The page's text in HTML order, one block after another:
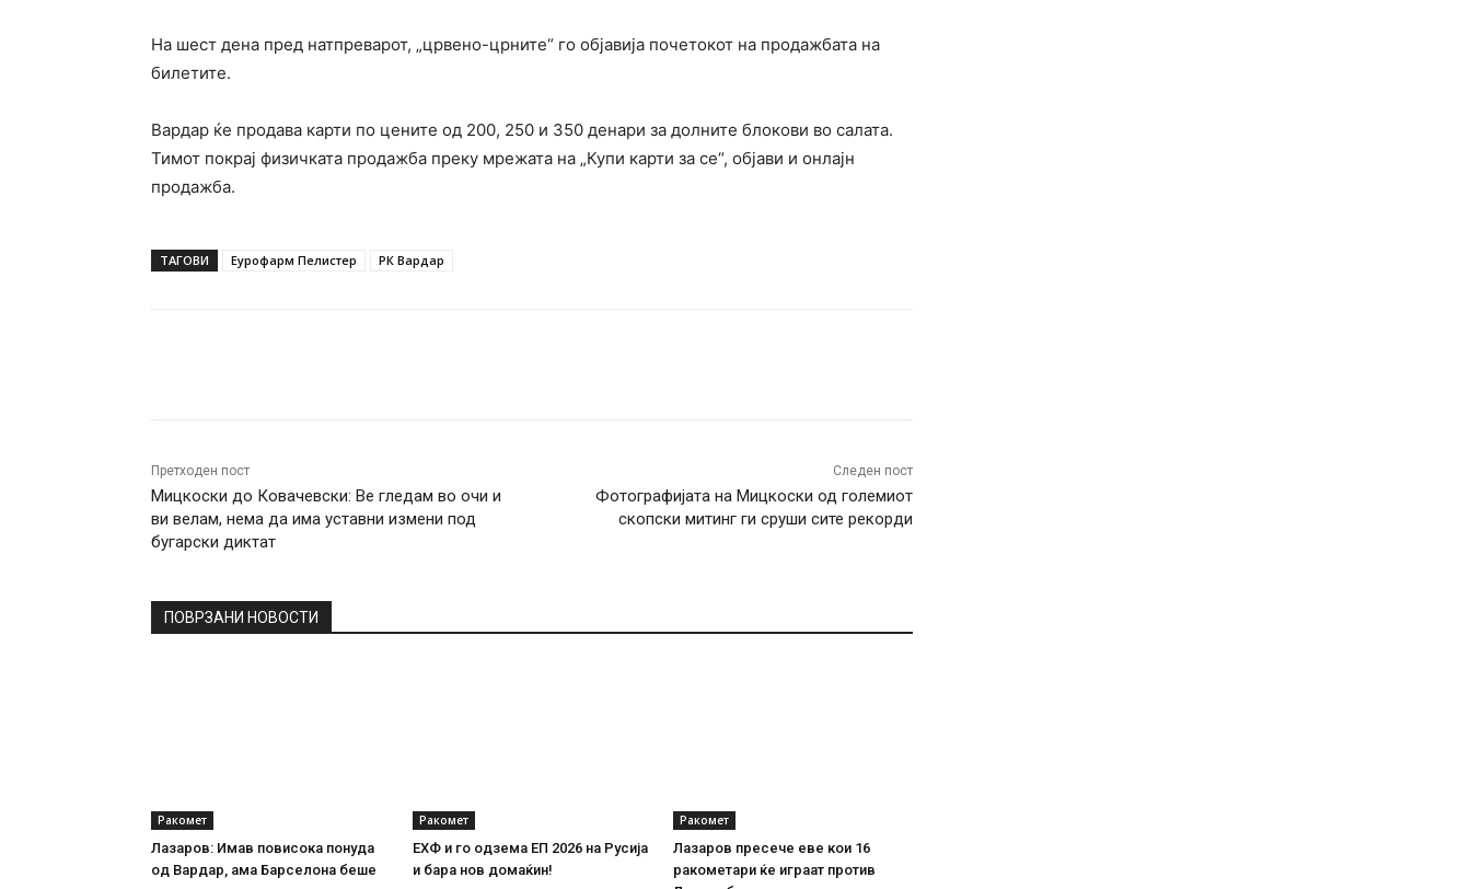
На шест дена пред натпреварот, „црвено-црните“ го објавија почетокот на продажбата на
билетите.
Вардар ќе продава карти по цените од 200, 250 и 350 денари за долните блокови во салата.
Тимот покрај физичката продажба преку мрежата на „Купи карти за се“, објави и онлајн
продажба.
ТАГОВИ Еурофарм Пелистер РК Вардар
Претходен пост
Мицкоски до Ковачевски: Ве гледам во очи и
ви велам, нема да има уставни измени под
бугарски диктат
Следен пост
Фотографијата на Мицкоски од големиот
скопски митинг ги сруши сите рекорди
ПОВРЗАНИ НОВОСТИ
Ракомет
Лазаров: Имав повисока понуда
од Вардар, ама Барселона беше
Ракомет
ЕХФ и го одзема ЕП 2026 на Русија
и бара нов домаќин!
Ракомет
Лазаров пресече еве кои 16
ракометари ќе играат против